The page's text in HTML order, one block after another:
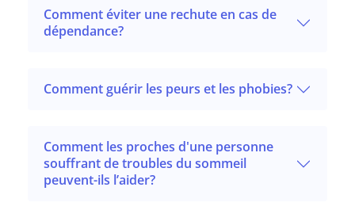
Comment éviter une rechute en cas de
dépendance?
Comment guérir les peurs et les phobies?
Comment les proches d'une personne
souffrant de troubles du sommeil
peuvent-ils l’aider?